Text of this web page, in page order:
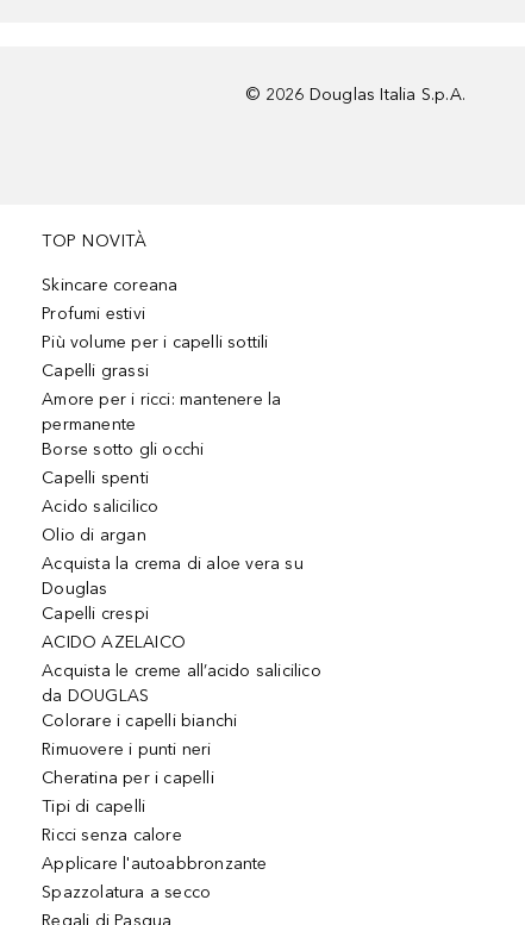
© 2026 Douglas Italia S.p.A.
TOP NOVITÀ
Skincare coreana
Profumi estivi
Più volume per i capelli sottili
Capelli grassi
Amore per i ricci: mantenere la
permanente
Borse sotto gli occhi
Capelli spenti
Acido salicilico
Olio di argan
Acquista la crema di aloe vera su
Douglas
Capelli crespi
ACIDO AZELAICO
Acquista le creme all’acido salicilico
da DOUGLAS
Colorare i capelli bianchi
Rimuovere i punti neri
Cheratina per i capelli
Tipi di capelli
Ricci senza calore
Applicare l'autoabbronzante
Spazzolatura a secco
Regali di Pasqua